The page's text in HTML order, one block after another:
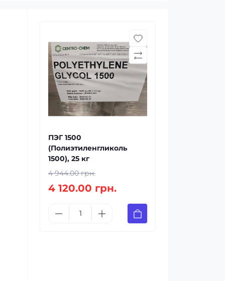
ПЭГ 1500
(Полиэтиленгликоль
1500), 25 кг
4 944.00 грн.
4 120.00 грн.